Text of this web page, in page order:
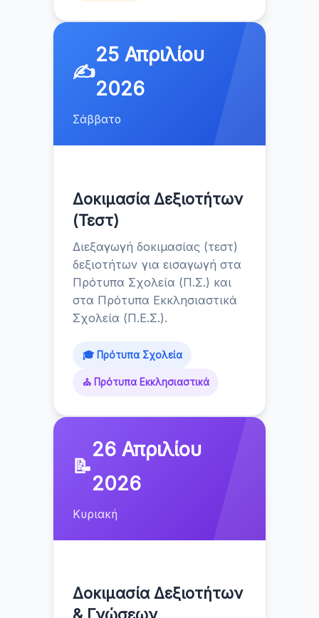
✍️
25 Απριλίου
2026
Σάββατο
Δοκιμασία Δεξιοτήτων
(Τεστ)
Διεξαγωγή δοκιμασίας (τεστ)
δεξιοτήτων για εισαγωγή στα
Πρότυπα Σχολεία (Π.Σ.) και
στα Πρότυπα Εκκλησιαστικά
Σχολεία (Π.Ε.Σ.).
🎓 Πρότυπα Σχολεία
⛪ Πρότυπα Εκκλησιαστικά
📝
26 Απριλίου
2026
Κυριακή
Δοκιμασία Δεξιοτήτων